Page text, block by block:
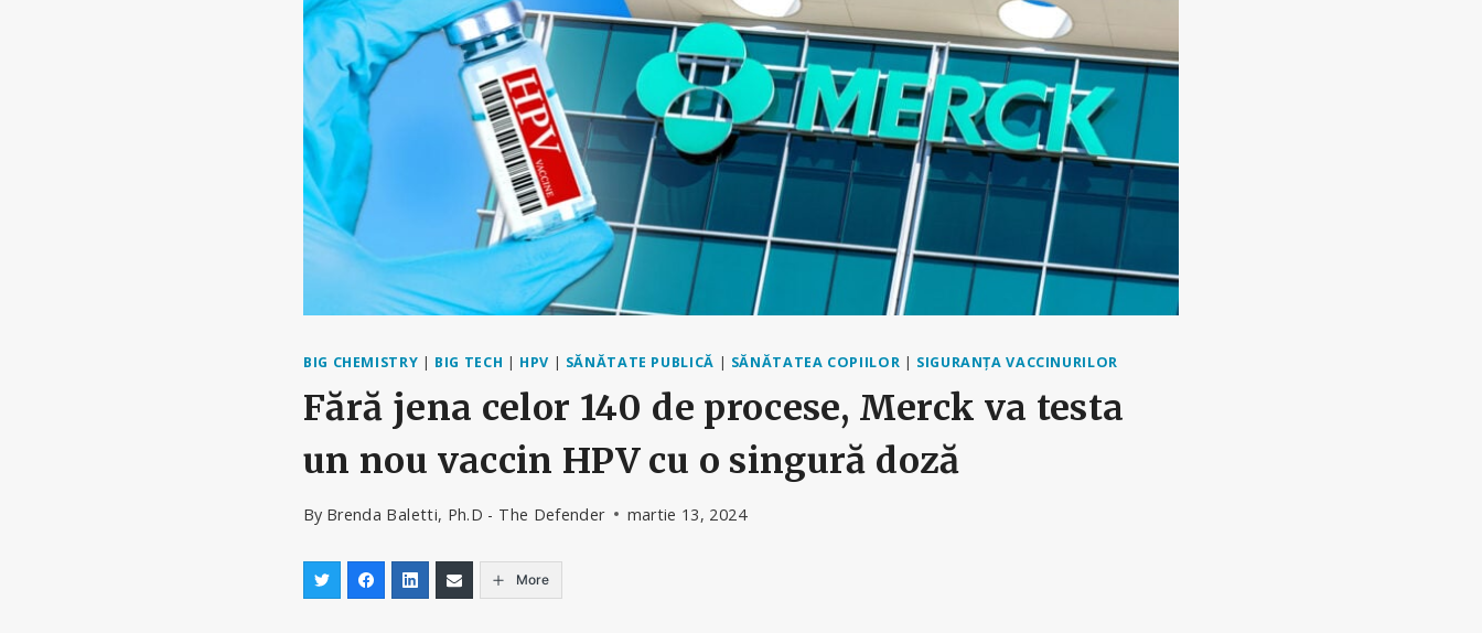
BIG CHEMISTRY | BIG TECH | HPV | SĂNĂTATE PUBLICĂ | SĂNĂTATEA COPIILOR | SIGURANȚA VACCINURILOR
Fără jena celor 140 de procese, Merck va testa
un nou vaccin HPV cu o singură doză
By Brenda Baletti, Ph.D - The Defender martie 13, 2024
More